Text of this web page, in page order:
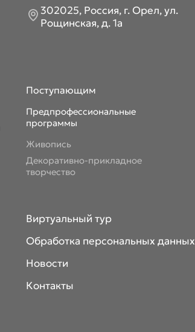
302025, Россия, г. Орел, ул.
Рощинская, д. 1а
Поступающим
Предпрофессиональные
программы
Живопись
Декоративно-прикладное
творчество
Виртуальный тур
Обработка персональных данных
Новости
Контакты